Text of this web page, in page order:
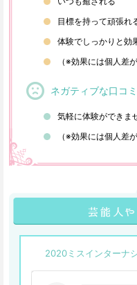
目標を持って頑張れ
体験でしっかりと効
（※効果には個人差
ネガティブな口コミ
気軽に体験ができま
（※効果には個人差
2020ミスインターナ